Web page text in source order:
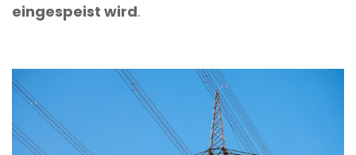
eingespeist wird.